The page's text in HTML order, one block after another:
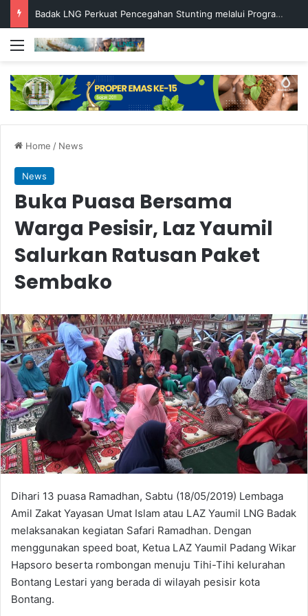
Badak LNG Perkuat Pencegahan Stunting melalui Program Akar Ranting
Menu
Home / News
News
Buka Puasa Bersama
Warga Pesisir, Laz Yaumil
Salurkan Ratusan Paket
Sembako
Dihari 13 puasa Ramadhan, Sabtu (18/05/2019) Lembaga
Amil Zakat Yayasan Umat Islam atau LAZ Yaumil LNG Badak
melaksanakan kegiatan Safari Ramadhan. Dengan
menggunakan speed boat, Ketua LAZ Yaumil Padang Wikar
Hapsoro beserta rombongan menuju Tihi-Tihi kelurahan
Bontang Lestari yang berada di wilayah pesisir kota
Bontang.